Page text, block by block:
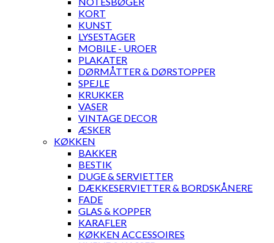
KORT
KUNST
LYSESTAGER
MOBILE - UROER
PLAKATER
DØRMÅTTER & DØRSTOPPER
SPEJLE
KRUKKER
VASER
VINTAGE DECOR
ÆSKER
KØKKEN
BAKKER
BESTIK
DUGE & SERVIETTER
DÆKKESERVIETTER & BORDSKÅNERE
FADE
GLAS & KOPPER
KARAFLER
KØKKEN ACCESSOIRES